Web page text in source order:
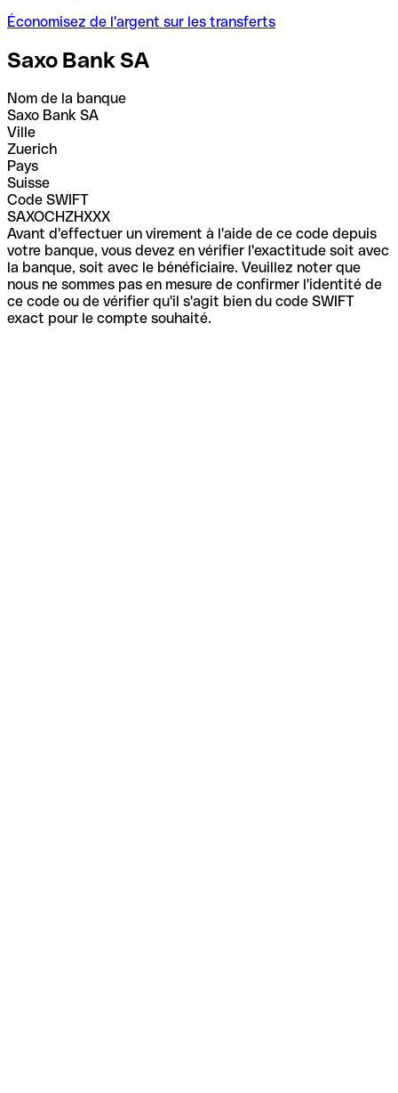
Économisez de l'argent sur les transferts
Saxo Bank SA
Nom de la banque
Saxo Bank SA
Ville
Zuerich
Pays
Suisse
Code SWIFT
SAXOCHZHXXX
Avant d'effectuer un virement à l'aide de ce code depuis
votre banque, vous devez en vérifier l'exactitude soit avec
la banque, soit avec le bénéficiaire. Veuillez noter que
nous ne sommes pas en mesure de confirmer l'identité de
ce code ou de vérifier qu'il s'agit bien du code SWIFT
exact pour le compte souhaité.